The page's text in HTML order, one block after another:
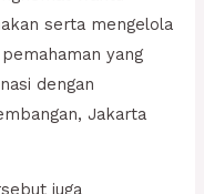
serta mengelola
yang
dengan
Jakarta
juga